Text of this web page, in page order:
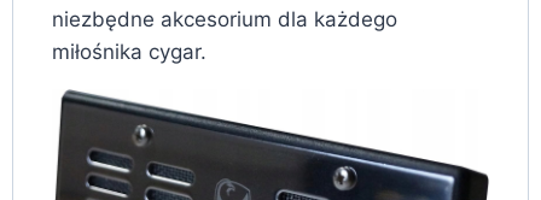
niezbędne akcesorium dla każdego
miłośnika cygar.